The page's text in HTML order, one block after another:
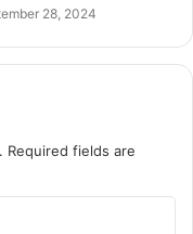
28, 2024
Required fields are